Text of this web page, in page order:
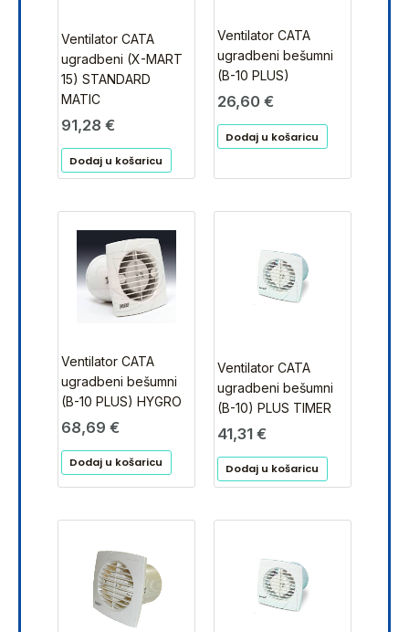
Ventilator CATA
ugradbeni (X-MART
15) STANDARD
MATIC
91,28 €
Dodaj u košaricu
Ventilator CATA
ugradbeni bešumni
(B-10 PLUS)
26,60 €
Dodaj u košaricu
Ventilator CATA
ugradbeni bešumni
(B-10 PLUS) HYGRO
68,69 €
Dodaj u košaricu
Ventilator CATA
ugradbeni bešumni
(B-10) PLUS TIMER
41,31 €
Dodaj u košaricu